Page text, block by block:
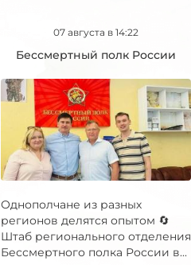
07 августа в 14:22
Бессмертный полк России
Однополчане из разных
регионов делятся опытом 🔄
Штаб регионального отделения
Бессмертного полка России в...